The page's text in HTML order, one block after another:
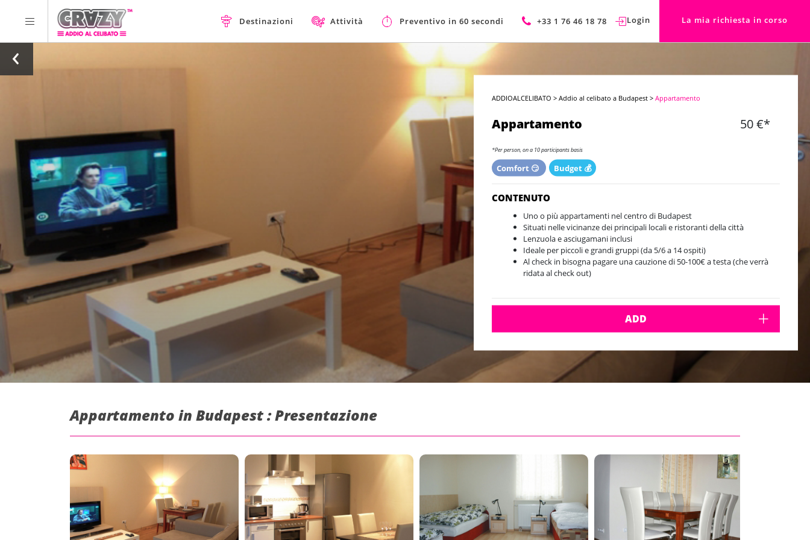
Destinazioni Attività Preventivo in 60 secondi +33 1 76 46 18 78 Login La mia richiesta in corso
ADDIOALCELIBATO >Addio al celibato a Budapest >Appartamento
Appartamento 50 €*
*Per person, on a 10 participants basis
Comfort 😏 Budget 💰
CONTENUTO
Uno o più appartamenti nel centro di Budapest
Situati nelle vicinanze dei principali locali e ristoranti della città
Lenzuola e asciugamani inclusi
Ideale per piccoli e grandi gruppi (da 5/6 a 14 ospiti)
Al check in bisogna pagare una cauzione di 50-100€ a testa (che verrà
ridata al check out)
ADD
Appartamento in Budapest : Presentazione